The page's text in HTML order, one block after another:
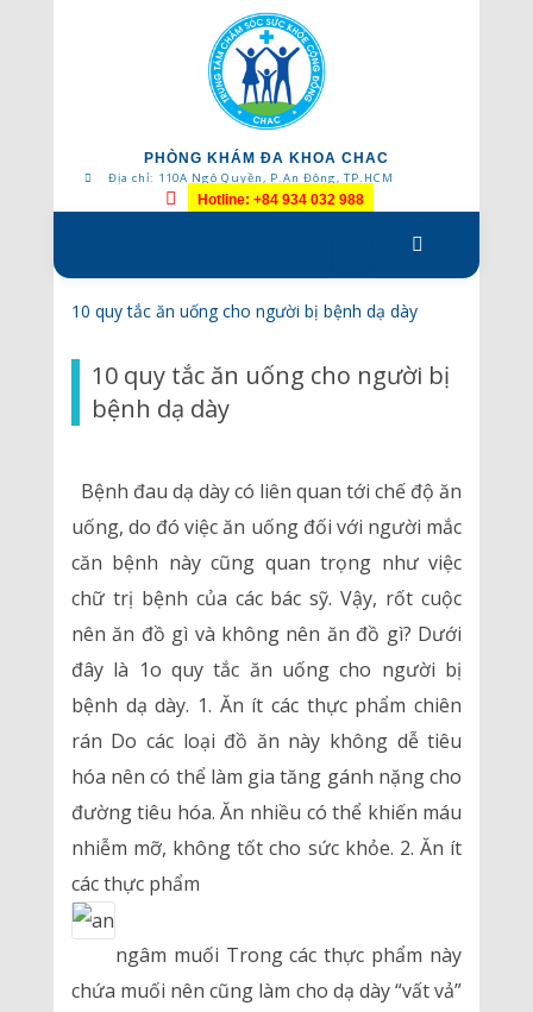
PHÒNG KHÁM ĐA KHOA CHAC
Địa chỉ: 110A Ngô Quyền, P.An Đông, TP.HCM
Hotline: +84 934 032 988
to
content
10 quy tắc ăn uống cho người bị bệnh dạ dày
10 quy tắc ăn uống cho người bị
bệnh dạ dày
Bệnh đau dạ dày có liên quan tới chế độ ăn
uống, do đó việc ăn uống đối với người mắc
căn bệnh này cũng quan trọng như việc
chữ trị bệnh của các bác sỹ. Vậy, rốt cuộc
nên ăn đồ gì và không nên ăn đồ gì? Dưới
đây là 1o quy tắc ăn uống cho người bị
bệnh dạ dày. 1. Ăn ít các thực phẩm chiên
rán Do các loại đồ ăn này không dễ tiêu
hóa nên có thể làm gia tăng gánh nặng cho
đường tiêu hóa. Ăn nhiều có thể khiến máu
nhiễm mỡ, không tốt cho sức khỏe. 2. Ăn ít
các thực phẩm
ngâm muối Trong các thực phẩm này
chứa muối nên cũng làm cho dạ dày “vất vả”